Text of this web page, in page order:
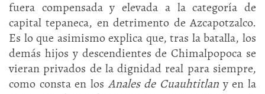
fuera compensada y elevada a la categoría de
capital tepaneca, en detrimento de Azcapotzalco.
Es lo que asimismo explica que, tras la batalla, los
demás hijos y descendientes de Chimalpopoca se
vieran privados de la dignidad real para siempre,
como consta en los Anales de Cuauhtitlany en la